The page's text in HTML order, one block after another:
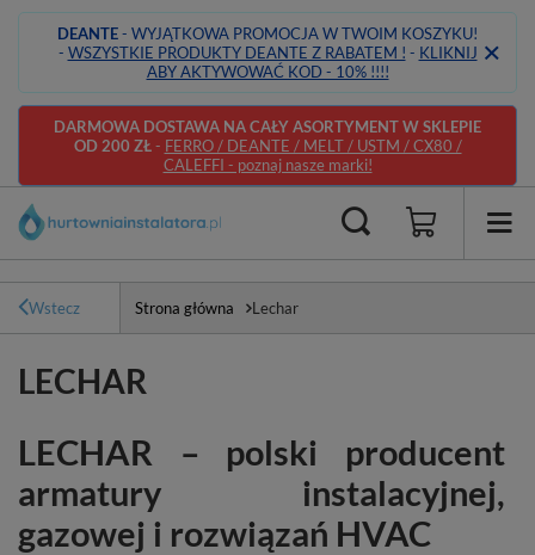
DEANTE- WYJĄTKOWA PROMOCJA W TWOIM KOSZYKU!
- WSZYSTKIE PRODUKTY DEANTE Z RABATEM ! - KLIKNIJ
ABY AKTYWOWAĆ KOD - 10% !!!!
DARMOWA DOSTAWA NA CAŁY ASORTYMENT W SKLEPIE
OD 200 ZŁ- FERRO / DEANTE / MELT / USTM / CX80 /
CALEFFI - poznaj nasze marki!
Wstecz Strona główna Lechar
LECHAR
LECHAR – polski producent
armatury instalacyjnej,
gazowej i rozwiązań HVAC